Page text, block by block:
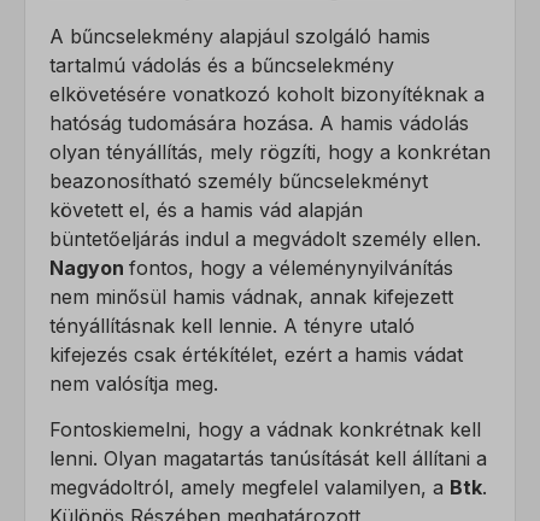
A bűncselekmény alapjául szolgáló hamis
tartalmú vádolás és a bűncselekmény
elkövetésére vonatkozó koholt bizonyítéknak a
hatóság tudomására hozása. A hamis vádolás
olyan tényállítás, mely rögzíti, hogy a konkrétan
beazonosítható személy bűncselekményt
követett el, és a hamis vád alapján
büntetőeljárás indul a megvádolt személy ellen.
Nagyon fontos, hogy a véleménynyilvánítás
nem minősül hamis vádnak, annak kifejezett
tényállításnak kell lennie. A tényre utaló
kifejezés csak értékítélet, ezért a hamis vádat
nem valósítja meg.
Fontoskiemelni, hogy a vádnak konkrétnak kell
lenni. Olyan magatartás tanúsítását kell állítani a
megvádoltról, amely megfelel valamilyen, a Btk.